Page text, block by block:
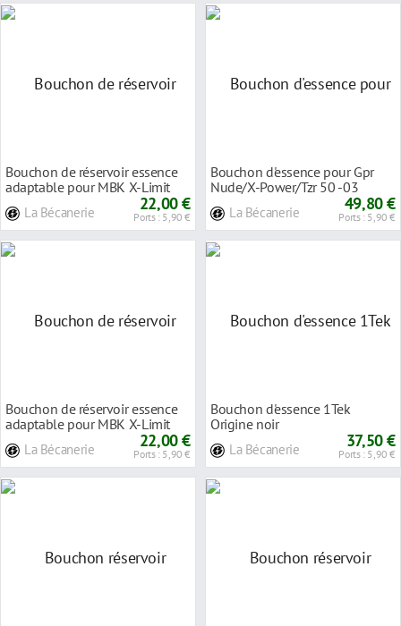
Bouchon de réservoir essence
adaptable pour MBK X-Limit
La Bécanerie 22,00 €
Ports : 5,90 €
Bouchon d'essence pour Gpr
Nude/X-Power/Tzr 50 -03
La Bécanerie 49,80 €
Ports : 5,90 €
Bouchon de réservoir essence
adaptable pour MBK X-Limit
La Bécanerie 22,00 €
Ports : 5,90 €
Bouchon d'essence 1Tek
Origine noir
La Bécanerie 37,50 €
Ports : 5,90 €